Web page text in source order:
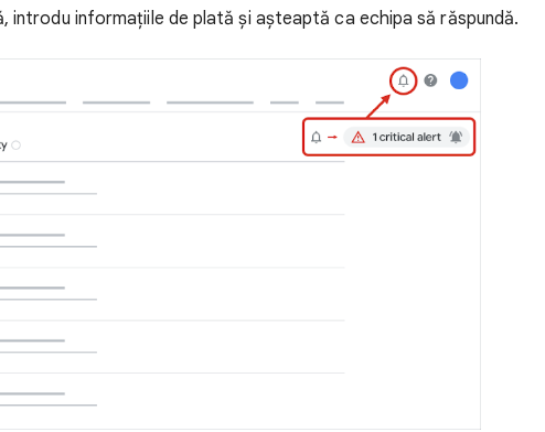
introdu informațiile de plată și așteaptă ca echipa să răspundă.